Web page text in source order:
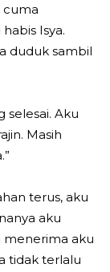
cuma
Isya.
duduk sambil
Aku
Masih
terus, aku
aku
menerima aku
tidak terlalu